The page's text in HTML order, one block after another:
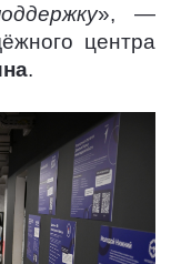
», —
центра
.